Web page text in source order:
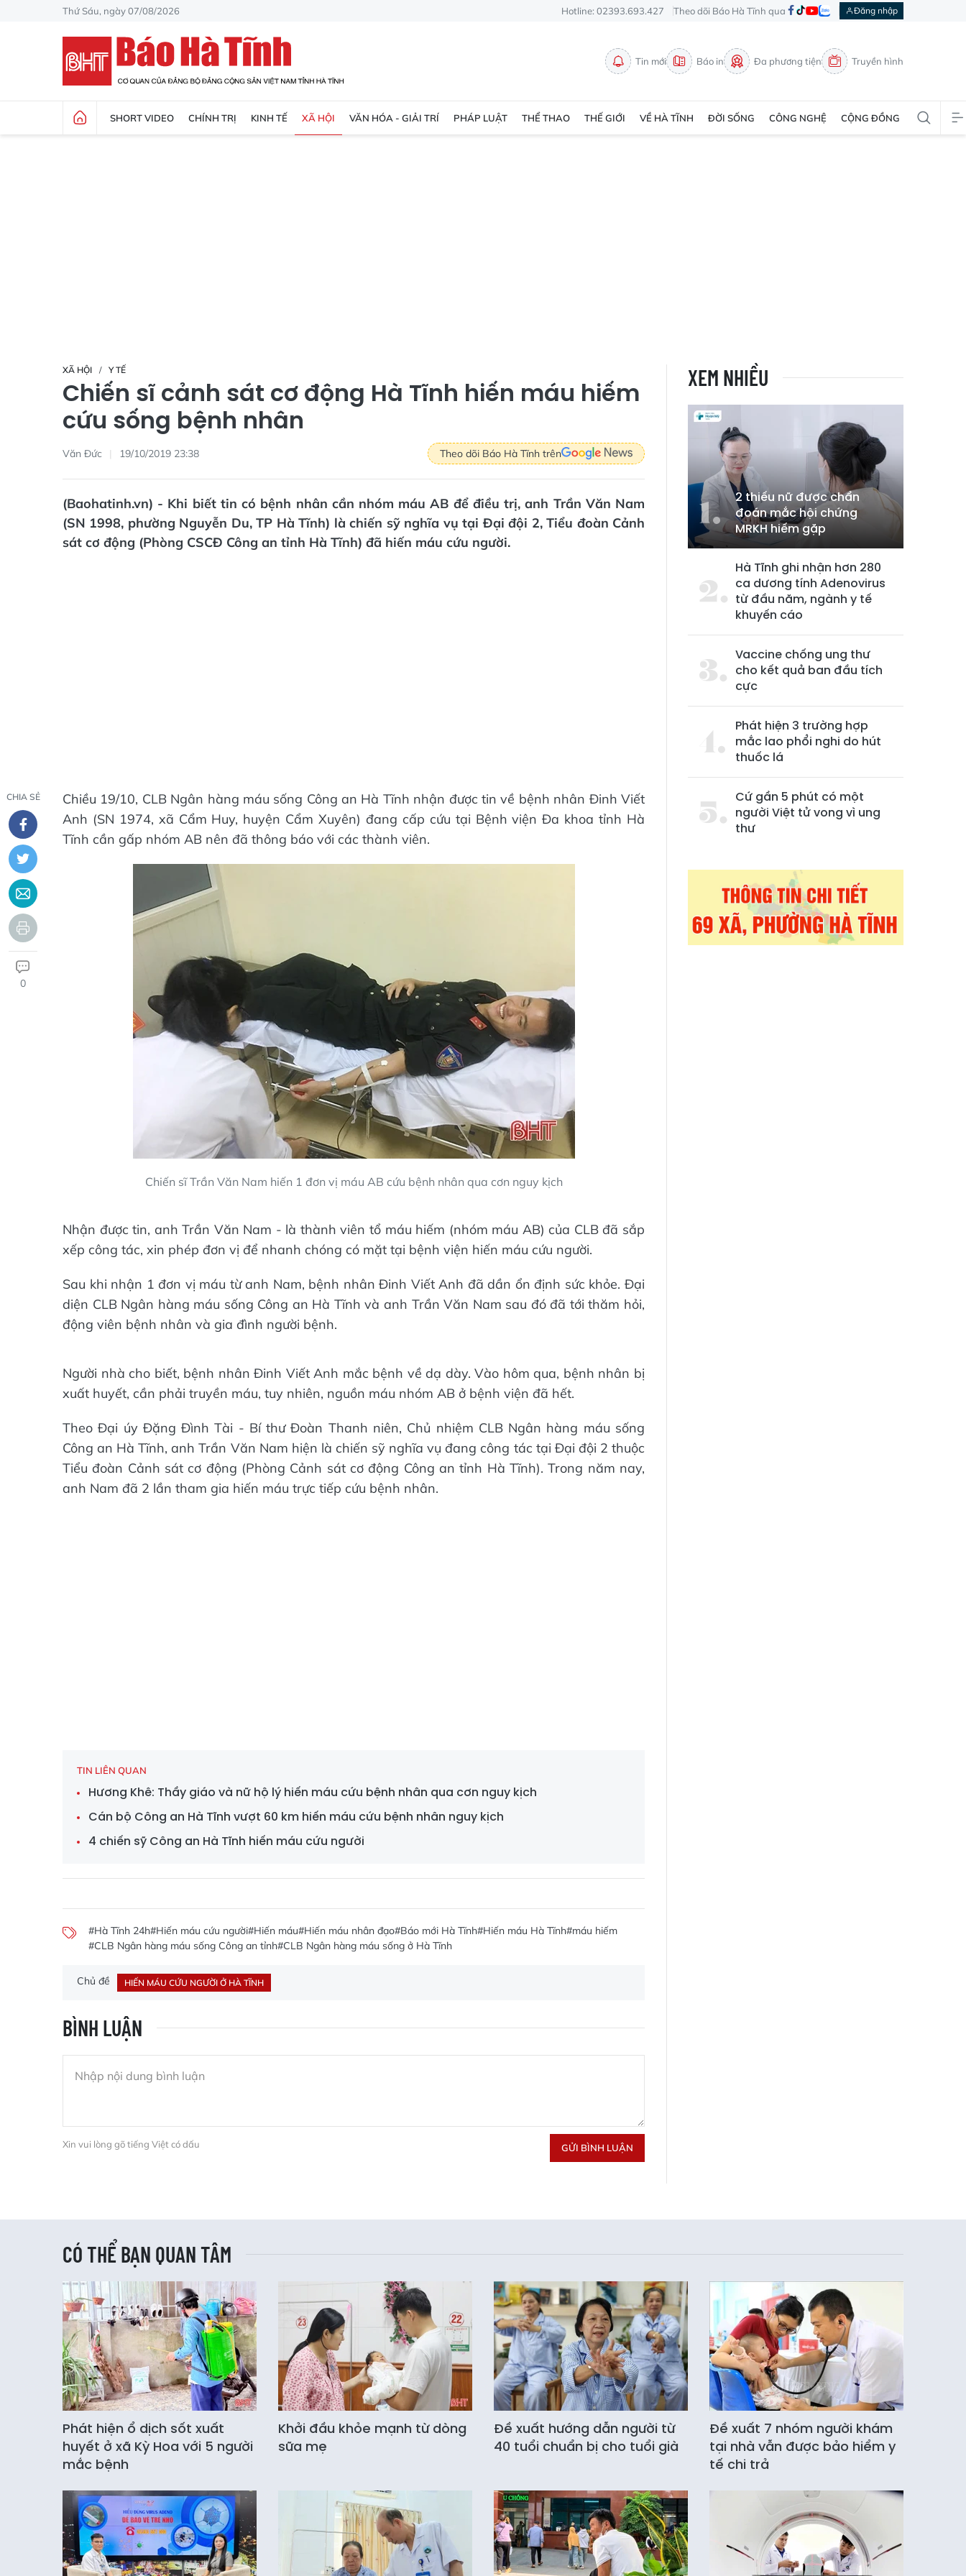
Thứ Sáu, ngày 07/08/2026 Hotline: 02393.693.427 Theo dõi Báo Hà Tĩnh qua Đăng nhập
Tin mới Báo in Đa phương tiện Truyền hình
SHORT VIDEO CHÍNH TRỊ KINH TẾ XÃ HỘI VĂN HÓA - GIẢI TRÍ PHÁP LUẬT THỂ THAO THẾ GIỚI VỀ HÀ TĨNH ĐỜI SỐNG CÔNG NGHỆ CỘNG ĐỒNG
XÃ HỘI Y TẾ
Chiến sĩ cảnh sát cơ động Hà Tĩnh hiến máu hiếm
cứu sống bệnh nhân
Văn Đức 19/10/2019 23:38 Theo dõi Báo Hà Tĩnh trên
(Baohatinh.vn) - Khi biết tin có bệnh nhân cần nhóm máu AB để điều trị, anh Trần Văn Nam
(SN 1998, phường Nguyễn Du, TP Hà Tĩnh) là chiến sỹ nghĩa vụ tại Đại đội 2, Tiểu đoàn Cảnh
sát cơ động (Phòng CSCĐ Công an tỉnh Hà Tĩnh) đã hiến máu cứu người.
CHIA SẺ
0
Chiều 19/10, CLB Ngân hàng máu sống Công an Hà Tĩnh nhận được tin về bệnh nhân Đinh Viết
Anh (SN 1974, xã Cẩm Huy, huyện Cẩm Xuyên) đang cấp cứu tại Bệnh viện Đa khoa tỉnh Hà
Tĩnh cần gấp nhóm AB nên đã thông báo với các thành viên.
Chiến sĩ Trần Văn Nam hiến 1 đơn vị máu AB cứu bệnh nhân qua cơn nguy kịch
Nhận được tin, anh Trần Văn Nam - là thành viên tổ máu hiếm (nhóm máu AB) của CLB đã sắp
xếp công tác, xin phép đơn vị để nhanh chóng có mặt tại bệnh viện hiến máu cứu người.
Sau khi nhận 1 đơn vị máu từ anh Nam, bệnh nhân Đinh Viết Anh đã dần ổn định sức khỏe. Đại
diện CLB Ngân hàng máu sống Công an Hà Tĩnh và anh Trần Văn Nam sau đó đã tới thăm hỏi,
động viên bệnh nhân và gia đình người bệnh.
Người nhà cho biết, bệnh nhân Đinh Viết Anh mắc bệnh về dạ dày. Vào hôm qua, bệnh nhân bị
xuất huyết, cần phải truyền máu, tuy nhiên, nguồn máu nhóm AB ở bệnh viện đã hết.
Theo Đại úy Đặng Đình Tài - Bí thư Đoàn Thanh niên, Chủ nhiệm CLB Ngân hàng máu sống
Công an Hà Tĩnh, anh Trần Văn Nam hiện là chiến sỹ nghĩa vụ đang công tác tại Đại đội 2 thuộc
Tiểu đoàn Cảnh sát cơ động (Phòng Cảnh sát cơ động Công an tỉnh Hà Tĩnh). Trong năm nay,
anh Nam đã 2 lần tham gia hiến máu trực tiếp cứu bệnh nhân.
TIN LIÊN QUAN
Hương Khê: Thầy giáo và nữ hộ lý hiến máu cứu bệnh nhân qua cơn nguy kịch
Cán bộ Công an Hà Tĩnh vượt 60 km hiến máu cứu bệnh nhân nguy kịch
4 chiến sỹ Công an Hà Tĩnh hiến máu cứu người
#Hà Tĩnh 24h#Hiến máu cứu người#Hiến máu#Hiến máu nhân đạo#Báo mới Hà Tĩnh#Hiến máu Hà Tĩnh#máu hiếm
#CLB Ngân hàng máu sống Công an tỉnh#CLB Ngân hàng máu sống ở Hà Tĩnh
Chủ đề HIẾN MÁU CỨU NGƯỜI Ở HÀ TĨNH
BÌNH LUẬN
Xin vui lòng gõ tiếng Việt có dấu GỬI BÌNH LUẬN
XEM NHIỀU
2 thiếu nữ được chẩn
đoán mắc hội chứng
MRKH hiếm gặp
Hà Tĩnh ghi nhận hơn 280
ca dương tính Adenovirus
từ đầu năm, ngành y tế
khuyến cáo
Vaccine chống ung thư
cho kết quả ban đầu tích
cực
Phát hiện 3 trường hợp
mắc lao phổi nghi do hút
thuốc lá
Cứ gần 5 phút có một
người Việt tử vong vì ung
thư
CÓ THỂ BẠN QUAN TÂM
Phát hiện ổ dịch sốt xuất
huyết ở xã Kỳ Hoa với 5 người
mắc bệnh
Khởi đầu khỏe mạnh từ dòng
sữa mẹ
Đề xuất hướng dẫn người từ
40 tuổi chuẩn bị cho tuổi già
Đề xuất 7 nhóm người khám
tại nhà vẫn được bảo hiểm y
tế chi trả